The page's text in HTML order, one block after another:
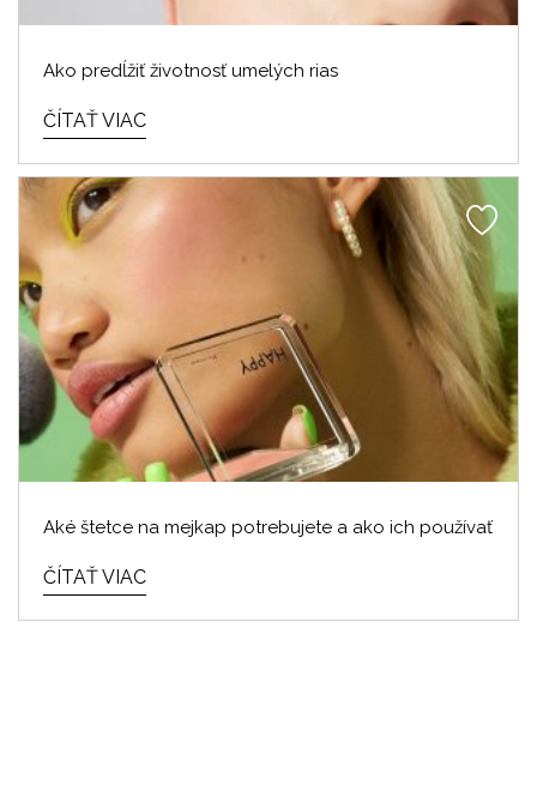
Ako predĺžiť životnosť umelých rias
ČÍTAŤ VIAC
Aké štetce na mejkap potrebujete a ako ich používať
ČÍTAŤ VIAC